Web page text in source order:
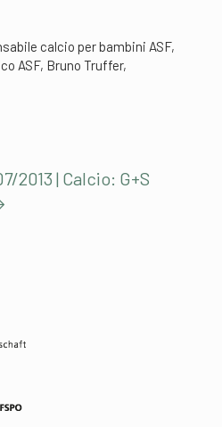
calcio per bambini ASF,
ASF, Bruno Truffer,
2013 | Calcio: G+S